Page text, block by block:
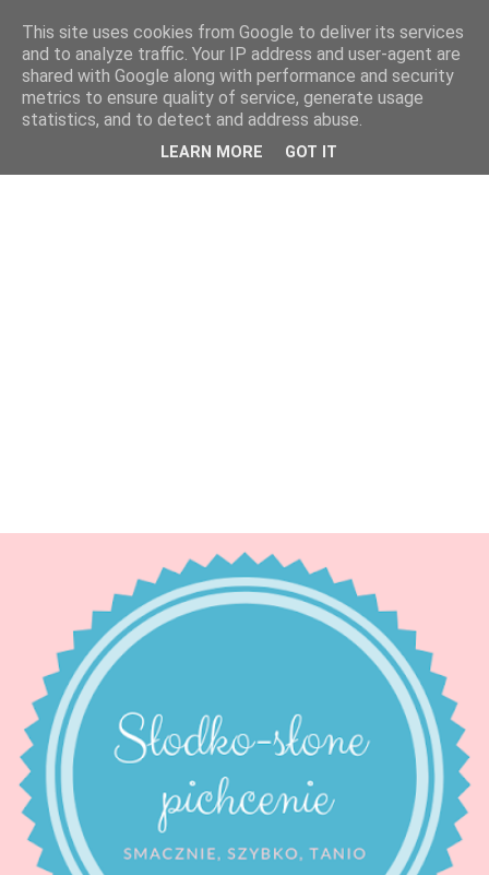
This site uses cookies from Google to deliver its services
and to analyze traffic. Your IP address and user-agent are
shared with Google along with performance and security
metrics to ensure quality of service, generate usage
statistics, and to detect and address abuse.
LEARN MORE GOT IT